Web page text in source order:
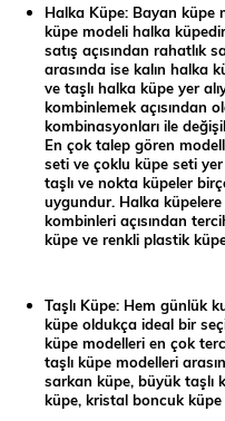
Halka Küpe: Bayan küpe
küpe modeli halka
satış açısından rahatlık
arasında ise kalın halka
ve taşlı halka küpe yer
kombinlemek açısından
kombinasyonları ile
En çok talep gören
seti ve çoklu küpe seti
taşlı ve nokta küpeler
uygundur. Halka
kombinleri açısından
küpe ve renkli plastik
Taşlı Küpe: Hem günlük
küpe oldukça ideal bir
küpe modelleri en çok
taşlı küpe modelleri
sarkan küpe, büyük taşlı
küpe, kristal boncuk